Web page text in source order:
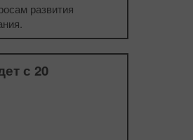
развития
с 20